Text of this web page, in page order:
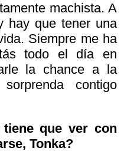
machista. A
hay que tener una
Siempre me ha
todo el día en
la chance a la
contigo
que ver con
Tonka?